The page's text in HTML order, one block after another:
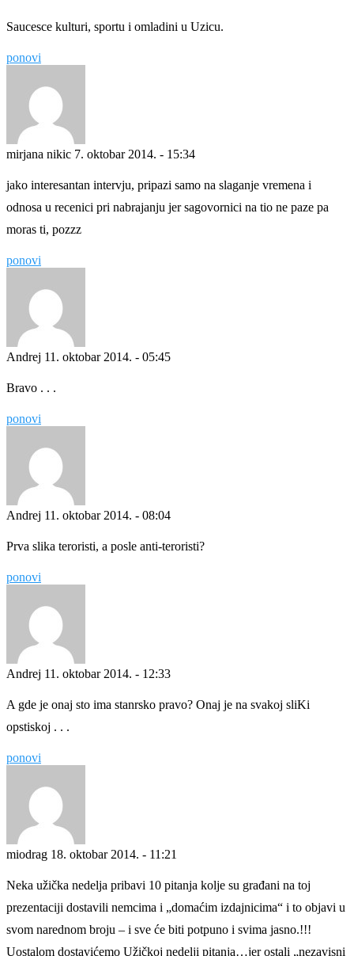
Saucesce kulturi, sportu i omladini u Uzicu.
ponovi
mirjana nikic 7. oktobar 2014. - 15:34
jako interesantan intervju, pripazi samo na slaganje vremena i
odnosa u recenici pri nabrajanju jer sagovornici na tio ne paze pa
moras ti, pozzz
ponovi
Andrej 11. oktobar 2014. - 05:45
Bravo . . .
ponovi
Andrej 11. oktobar 2014. - 08:04
Prva slika teroristi, a posle anti-teroristi?
ponovi
Andrej 11. oktobar 2014. - 12:33
A gde je onaj sto ima stanrsko pravo? Onaj je na svakoj sliKi
opstiskoj . . .
ponovi
miodrag 18. oktobar 2014. - 11:21
Neka užička nedelja pribavi 10 pitanja kolje su građani na toj
prezentaciji dostavili nemcima i „domaćim izdajnicima“ i to objavi u
svom narednom broju – i sve će biti potpuno i svima jasno.!!!
Uostalom dostavićemo Užičkoj nedelji pitanja…jer ostali „nezavisni